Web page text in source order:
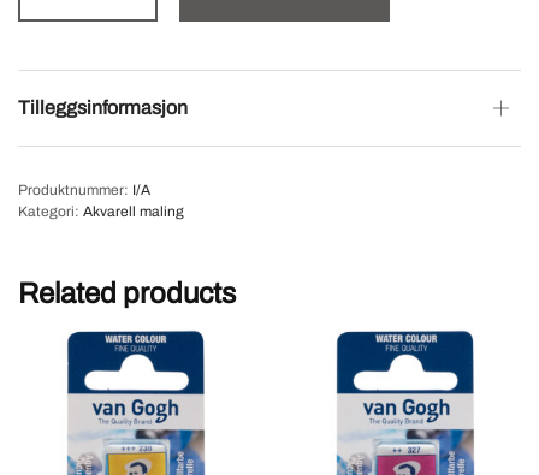
Tilleggsinformasjon
Produktnummer: I/A
Kategori: Akvarell maling
Related products